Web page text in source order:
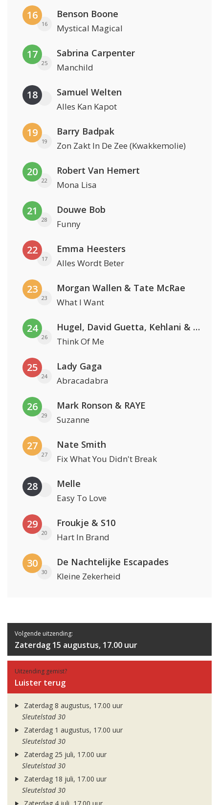
16
16
Benson Boone
Mystical Magical
17
25
Sabrina Carpenter
Manchild
18 Samuel Welten
Alles Kan Kapot
19
19
Barry Badpak
Zon Zakt In De Zee (Kwakkemolie)
20
22
Robert Van Hemert
Mona Lisa
21
28
Douwe Bob
Funny
22
17
Emma Heesters
Alles Wordt Beter
23
23
Morgan Wallen & Tate McRae
What I Want
24
26
Hugel, David Guetta, Kehlani & Daecolm
Think Of Me
25
24
Lady Gaga
Abracadabra
26
29
Mark Ronson & RAYE
Suzanne
27
27
Nate Smith
Fix What You Didn't Break
28 Melle
Easy To Love
29
20
Froukje & S10
Hart In Brand
30
30
De Nachtelijke Escapades
Kleine Zekerheid
Volgende uitzending:
Zaterdag 15 augustus, 17.00 uur
Uitzending gemist?
Luister terug
Zaterdag 8 augustus, 17.00 uur
Sleutelstad 30
Zaterdag 1 augustus, 17.00 uur
Sleutelstad 30
Zaterdag 25 juli, 17.00 uur
Sleutelstad 30
Zaterdag 18 juli, 17.00 uur
Sleutelstad 30